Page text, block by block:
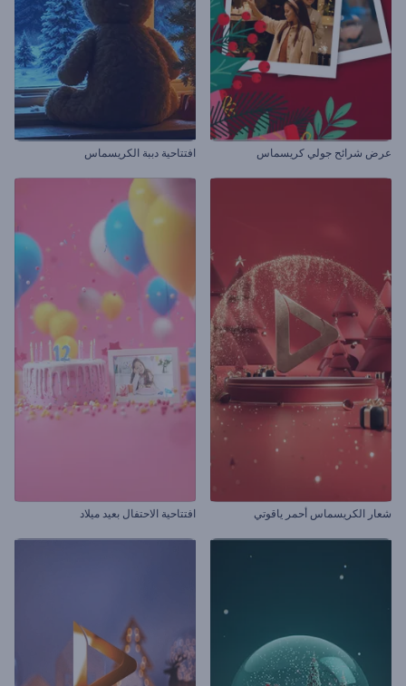
عرض شرائح جولي كريسماس افتتاحية دببة الكريسماس
شعار الكريسماس أحمر ياقوتي افتتاحية الاحتفال بعيد ميلاد